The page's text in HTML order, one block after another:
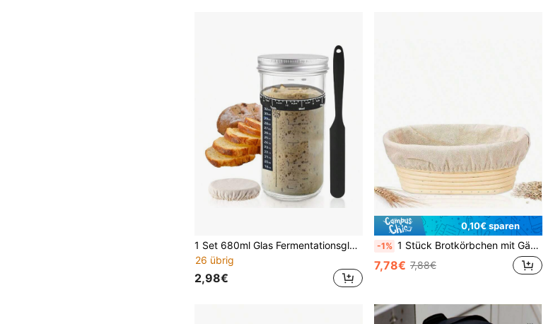
1 Set 680ml Glas Fermentationsglas-Kit, mit Markierungen, Deckel, Schaber und Dichtung für Sauerteig-Starter, natürliche Hefe Blatt Fermentations-Kruke, Sojasauce Glas mit Deckel, Brot Backen Werkzeuge, Fermentations Glas, Saft Fermentations Glas, Fermentations Zubehör, Backen Accessoires
26 übrig
2,98€
0,10€ sparen
-1% 1 Stück Brotkörbchen mit Gärführung, Gärkörbchen aus natürlichem Rattan für Sauerteig und Brotbacken, Backzubehör und Küchenutensilien
7,78€ 7,88€